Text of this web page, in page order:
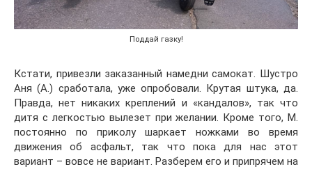
Поддай газку!
Кстати, привезли заказанный намедни самокат. Шустро
Аня (А.) сработала, уже опробовали. Крутая штука, да.
Правда, нет никаких креплений и «кандалов», так что
дитя с легкостью вылезет при желании. Кроме того, М.
постоянно по приколу шаркает ножками во время
движения об асфальт, так что пока для нас этот
вариант – вовсе не вариант. Разберем его и припрячем на